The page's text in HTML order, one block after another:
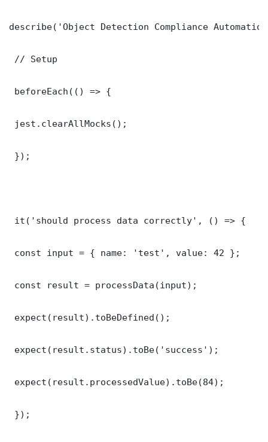
describe('Object Detection Compliance
// Setup
beforeEach(() => {
jest.clearAllMocks();
});
it('should process data correctly', () => {
const input = { name: 'test', value: 42 };
const result = processData(input);
expect(result).toBeDefined();
expect(result.status).toBe('success');
expect(result.processedValue).toBe(84);
});